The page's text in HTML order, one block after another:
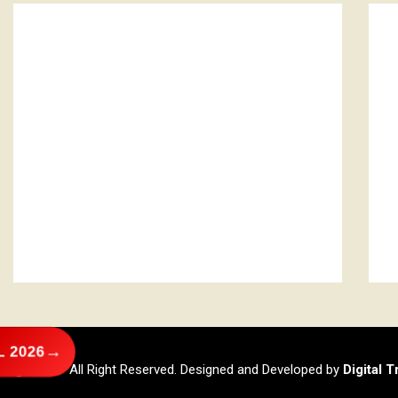
@2026 – All Right Reserved. Designed and Developed by Digital
2026 →